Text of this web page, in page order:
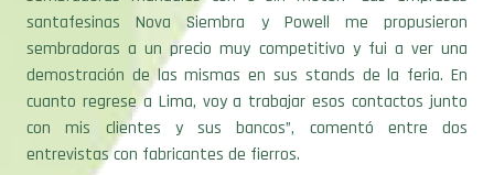
sembradoras a un precio muy competitivo y fui a ver una
demostración de las mismas en sus stands de la feria. En
cuanto regrese a Lima, voy a trabajar esos contactos junto
con mis clientes y sus bancos”, comentó entre dos
entrevistas con fabricantes de fierros.
Con su quebradora embutidora de granos como producto